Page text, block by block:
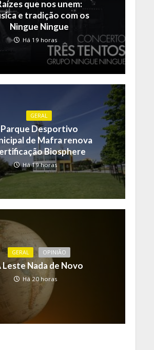
que nos unem:
e tradição com os
Ningue Ningue
Há 19 horas
GERAL
Parque Desportivo
de Mafra renova
Biosphere
Há 19 horas
GERAL OPINIÃO
Leste Nada de Novo
Há 20 horas